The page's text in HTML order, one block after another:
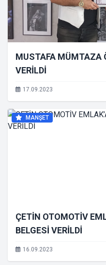
MUSTAFA MÜMTAZA
VERİLDİ
17.09.2023
MANŞET
ÇETİN OTOMOTİV
BELGESİ VERİLDİ
16.09.2023